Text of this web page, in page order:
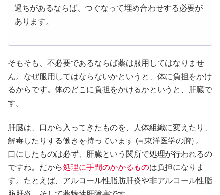
過ちがあるならば、つぐなって埋め合わせする必要が
あります。
そもそも、不必要であるならば薬は服用してはなりませ
ん。なぜ服用してはならないかというと、体に負担をかけ
るからです。体のどこに負担をかけるかというと、肝臓で
す。
肝臓は、口から入ってきたものを、人体組織に変えたり、
解毒したりする働きを持っています (≒東洋医学の脾) 。
口にしたものは必ず、肝臓という関所で処理が行われるの
ですね。だから処理に手間のかかるものは負担になりま
す。たとえば、アルコール性脂肪肝炎や非アルコール性脂